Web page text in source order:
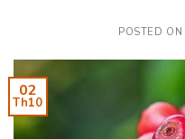
POSTED ON
02
Th10